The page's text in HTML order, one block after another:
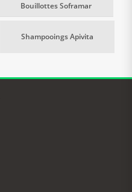
Bouillottes Soframar
Shampooings Apivita